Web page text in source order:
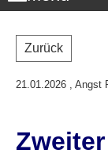
Zurück
21.01.2026 , Angst